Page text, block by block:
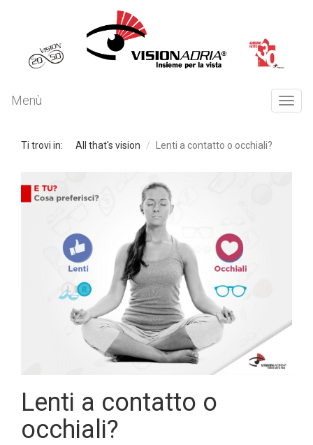
Menù
Ti trovi in: All that's vision Lenti a contatto o occhiali?
Lenti a contatto o
occhiali?